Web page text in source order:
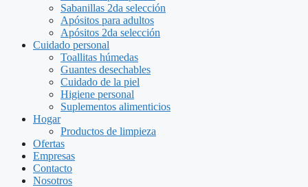
Sabanillas 2da selección
Apósitos para adultos
Apósitos 2da selección
Cuidado personal
Toallitas húmedas
Guantes desechables
Cuidado de la piel
Higiene personal
Suplementos alimenticios
Hogar
Productos de limpieza
Ofertas
Empresas
Contacto
Nosotros